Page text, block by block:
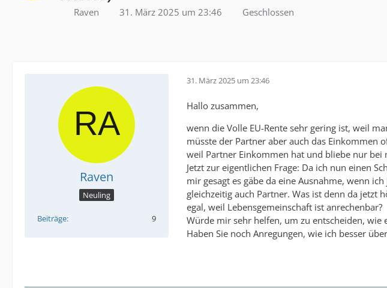
Raven 31. März 2025 um 23:46 Geschlossen
Raven
Neuling
Beiträge 9
31. März 2025 um 23:46
Hallo zusammen,
wenn die Volle EU-Rente sehr gering ist, weil
müsste der Partner aber auch das Einkommen
weil Partner Einkommen hat und bliebe nur bei
Jetzt zur eigentlichen Frage: Da ich nun einen
mir gesagt es gäbe da eine Ausnahme, wenn
gleichzeitig auch Partner. Was ist denn da jetzt
egal, weil Lebensgemeinschaft ist anrechenbar?
Würde mir sehr helfen, um zu entscheiden, wie
Haben Sie noch Anregungen, wie ich besser